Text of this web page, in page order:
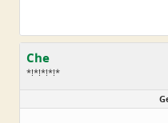
Che
*!*!*!*!*
Alter:
72